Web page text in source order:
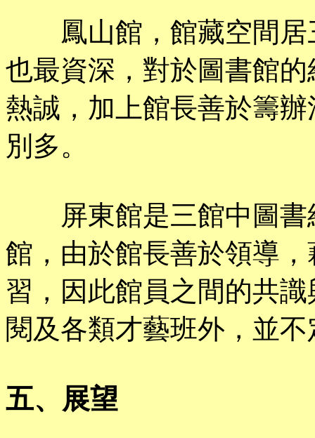
鳳山館，館藏空間居
也最資深，對於圖書館
熱誠，加上館長善於籌
別多。
屏東館是三館中圖書
館，由於館長善於領導
習，因此館員之間的共
閱及各類才藝班外，並
五、展望